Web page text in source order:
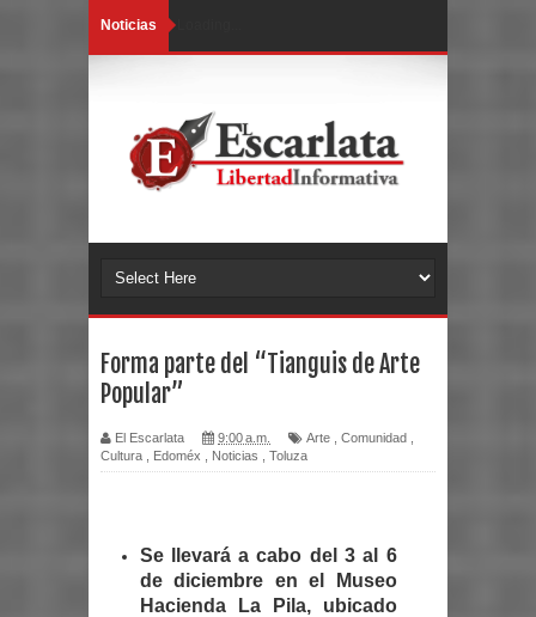
Noticias
Forma parte del “Tianguis de Arte
Popular”
El Escarlata 9:00 a.m. Arte Comunidad
Cultura
Edoméx Noticias Toluza
Se llevará a cabo del 3 al 6
de diciembre en el Museo
Hacienda La Pila, ubicado